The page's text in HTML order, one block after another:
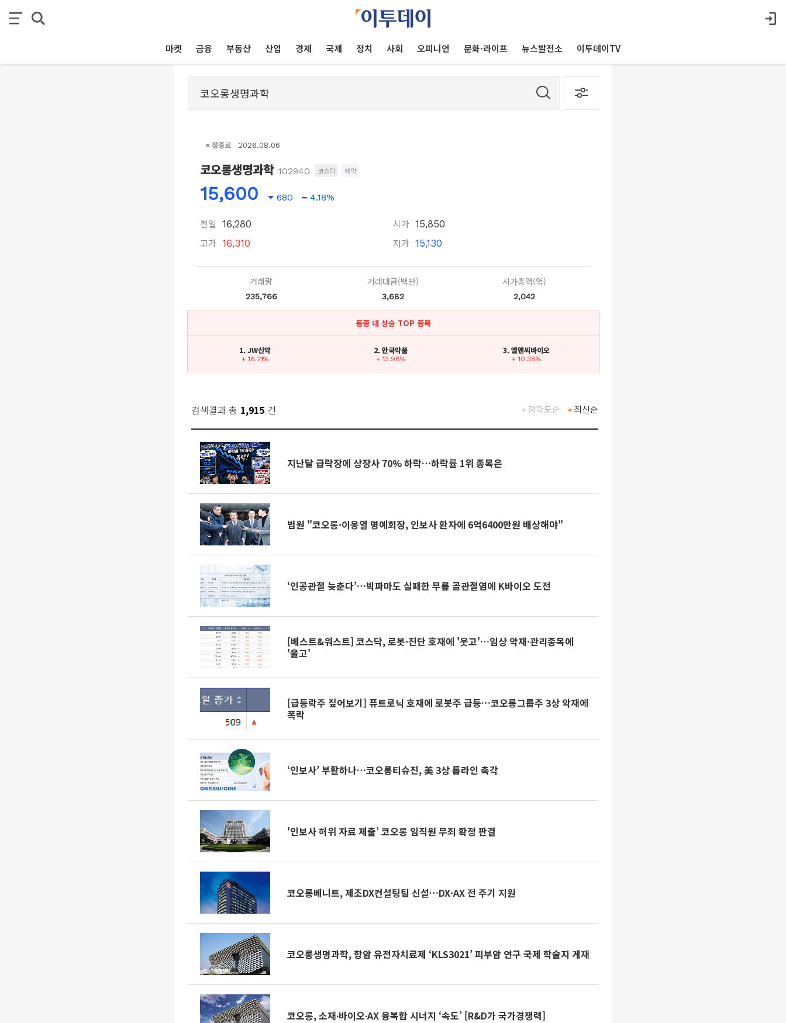
마켓 금융 부동산 산업 경제 국제 정치 사회 오피니언 문화·라이프 뉴스발전소 이투데이TV
장종료 2026.08.06
코오롱생명과학 102940 코스닥 제약
15,600 680 4.18%
전일 16,280
고가 16,310
시가 15,850
저가 15,130
거래량
235,766
거래대금(백만)
3,682
시가총액(억)
2,042
동종 내 상승 TOP 종목
1. JW신약
+ 16.21%
2. 안국약품
+ 13.98%
3. 엘앤씨바이오
+ 10.38%
검색결과 총 1,915 건 최신순
정확도순
지난달 급락장에 상장사 70% 하락…하락률 1위 종목은
법원 "코오롱·이웅열 명예회장, 인보사 환자에 6억6400만원 배상해야"
‘인공관절 늦춘다’…빅파마도 실패한 무릎 골관절염에 K바이오 도전
[베스트&워스트] 코스닥, 로봇·진단 호재에 '웃고'…임상 악재·관리종목에
'울고'
[급등락주 짚어보기] 퓨트로닉 호재에 로봇주 급등…코오롱그룹주 3상 악재에
폭락
‘인보사’ 부활하나…코오롱티슈진, 美 3상 톱라인 촉각
'인보사 허위 자료 제출’ 코오롱 임직원 무죄 확정 판결
코오롱베니트, 제조DX컨설팅팀 신설…DX·AX 전 주기 지원
코오롱생명과학, 항암 유전자치료제 ‘KLS3021’ 피부암 연구 국제 학술지 게재
코오롱, 소재∙바이오∙AX 융복합 시너지 ‘속도’ [R&D가 국가경쟁력]